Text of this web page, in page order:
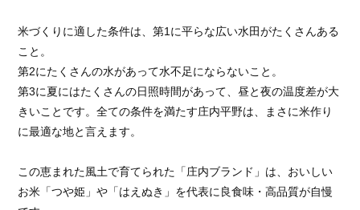
米づくりに適した条件は、第1に平らな広い水田がたくさんある
こと。
第2にたくさんの水があって水不足にならないこと。
第3に夏にはたくさんの日照時間があって、昼と夜の温度差が大
きいことです。全ての条件を満たす庄内平野は、まさに米作り
に最適な地と言えます。
この恵まれた風土で育てられた「庄内ブランド」は、おいしい
お米「つや姫」や「はえぬき」を代表に良食味・高品質が自慢